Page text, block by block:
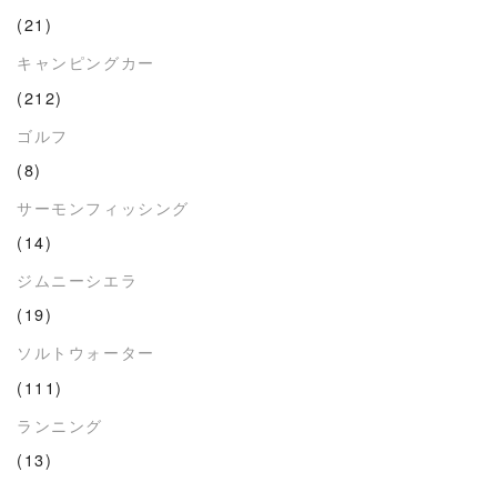
(21)
キャンピングカー
(212)
ゴルフ
(8)
サーモンフィッシング
(14)
ジムニーシエラ
(19)
ソルトウォーター
(111)
ランニング
(13)